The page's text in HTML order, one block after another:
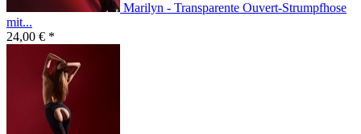
Marilyn - Transparente Ouvert-Strumpfhose
mit...
24,00 € *